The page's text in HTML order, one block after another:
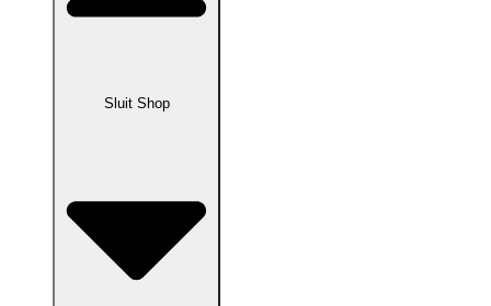
Sluit Shop